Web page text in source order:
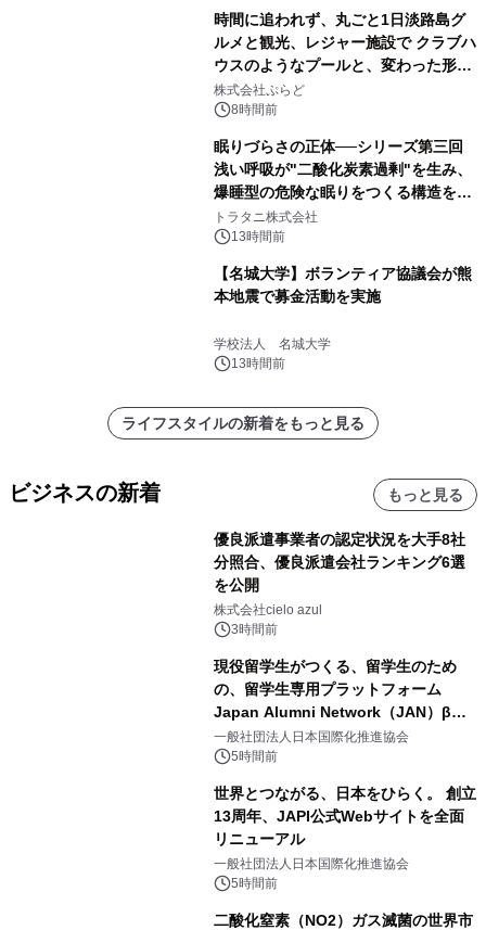
時間に追われず、丸ごと1日淡路島グ
ルメと観光、レジャー施設で クラブハ
ウスのようなプールと、変わった形の
サウナも 「THE BOXY AWAJI」のお
得な素泊まり連泊プランで
株式会社ぷらど
8時間前
眠りづらさの正体──シリーズ第三回
浅い呼吸が"二酸化炭素過剰"を生み、
爆睡型の危険な眠りをつくる構造を解
説
トラタニ株式会社
13時間前
【名城大学】ボランティア協議会が熊
本地震で募金活動を実施
学校法人 名城大学
13時間前
ライフスタイルの新着をもっと見る
ビジネスの新着 もっと見る
優良派遣事業者の認定状況を大手8社
分照合、優良派遣会社ランキング6選
を公開
株式会社cielo azul
3時間前
現役留学生がつくる、留学生のため
の、留学生専用プラットフォーム
Japan Alumni Network（JAN）β版
をリリース
一般社団法人日本国際化推進協会
5時間前
世界とつながる、日本をひらく。 創立
13周年、JAPI公式Webサイトを全面
リニューアル
一般社団法人日本国際化推進協会
5時間前
二酸化窒素（NO2）ガス滅菌の世界市